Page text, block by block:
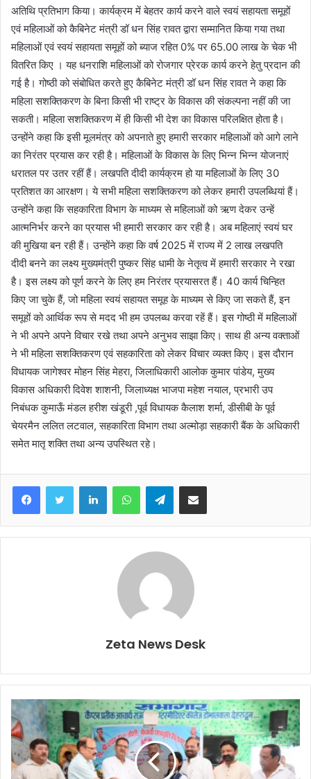
अतिथि प्रतिभाग किया। कार्यक्रम में बेहतर कार्य करने वाले स्वयं सहायता समूहों
एवं महिलाओं को कैबिनेट मंत्री डॉ धन सिंह रावत द्वारा सम्मानित किया गया तथा
महिलाओं एवं स्वयं सहायता समूहों को ब्याज रहित 0% पर 65.00 लाख के चेक भी
वितरित किए । यह धनराशि महिलाओं को रोजगार प्रेरक कार्य करने हेतु प्रदान की
गई है। गोष्ठी को संबोधित करते हुए कैबिनेट मंत्री डॉ धन सिंह रावत ने कहा कि
महिला सशक्तिकरण के बिना किसी भी राष्ट्र के विकास की संकल्पना नहीं की जा
सकती। महिला सशक्तिकरण में ही किसी भी देश का विकास परिलक्षित होता है।
उन्होंने कहा कि इसी मूलमंत्र को अपनाते हुए हमारी सरकार महिलाओं को आगे लाने
का निरंतर प्रयास कर रही है। महिलाओं के विकास के लिए भिन्न भिन्न योजनाएं
धरातल पर उतर रहीं हैं। लखपति दीदी कार्यक्रम हो या महिलाओं के लिए 30
प्रतिशत का आरक्षण। ये सभी महिला सशक्तिकरण को लेकर हमारी उपलब्धियां हैं।
उन्होंने कहा कि सहकारिता विभाग के माध्यम से महिलाओं को ऋण देकर उन्हें
आत्मनिर्भर करने का प्रयास भी हमारी सरकार कर रही है। अब महिलाएं स्वयं घर
की मुखिया बन रही हैं। उन्होंने कहा कि वर्ष 2025 में राज्य में 2 लाख लखपति
दीदी बनने का लक्ष्य मुख्यमंत्री पुष्कर सिंह धामी के नेतृत्व में हमारी सरकार ने रखा
है। इस लक्ष्य को पूर्ण करने के लिए हम निरंतर प्रयासरत हैं। 40 कार्य चिन्हित
किए जा चुके हैं, जो महिला स्वयं सहायत समूह के माध्यम से किए जा सकते हैं, इन
समूहों को आर्थिक रूप से मदद भी हम उपलब्ध करवा रहें हैं। इस गोष्ठी में महिलाओं
ने भी अपने अपने विचार रखे तथा अपने अनुभव साझा किए। साथ ही अन्य वक्ताओं
ने भी महिला सशक्तिकरण एवं सहकारिता को लेकर विचार व्यक्त किए। इस दौरान
विधायक जागेश्वर मोहन सिंह मेहरा, जिलाधिकारी आलोक कुमार पांडेय, मुख्य
विकास अधिकारी दिवेश शाशनी, जिलाध्यक्ष भाजपा महेश नयाल, प्रभारी उप
निबंधक कुमाऊँ मंडल हरीश खंडूरी ,पूर्व विधायक कैलाश शर्मा, डीसीबी के पूर्व
चेयरमैन ललित लटवाल, सहकारिता विभाग तथा अल्मोड़ा सहकारी बैंक के अधिकारी
समेत मातृ शक्ति तथा अन्य उपस्थित रहे।
Telegram
Zeta News Desk